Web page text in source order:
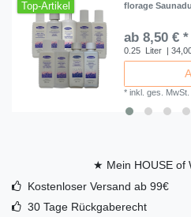
Top-Artikel florage
ab 8,50 € *
0.25 Liter |
*inkl. ges. MwSt.
★ Mein HOUSE of
Kostenloser Versand ab 99€
30 Tage Rückgaberecht